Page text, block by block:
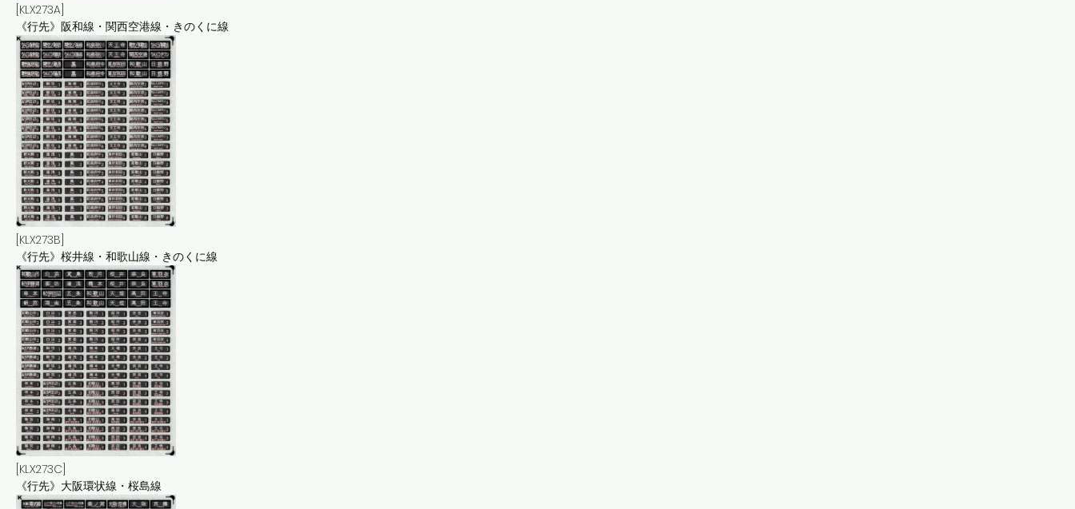
[KLX273A]
《行先》阪和線・関西空港線・きのくに線
[KLX273B]
《行先》桜井線・和歌山線・きのくに線
[KLX273C]
《行先》大阪環状線・桜島線